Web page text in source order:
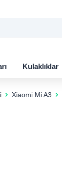
Kulaklıklar
Xiaomi Mi A3